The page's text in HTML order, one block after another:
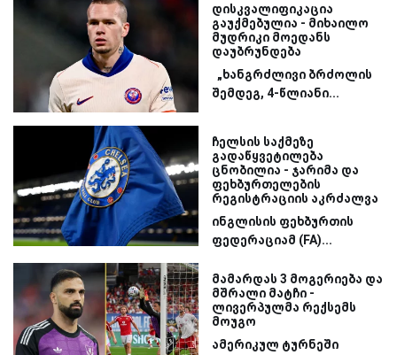
დისკვალიფიკაცია
გაუქმებულია - მიხაილო
მუდრიკი მოედანს
დაუბრუნდება
„ხანგრძლივი ბრძოლის
შემდეგ, 4-წლიანი...
ჩელსის საქმეზე
გადაწყვეტილება
ცნობილია - ჯარიმა და
ფეხბურთელების
რეგისტრაციის აკრძალვა
ინგლისის ფეხბურთის
ფედერაციამ (FA)...
მამარდას 3 მოგერიება და
მშრალი მატჩი -
ლივერპულმა რექსემს
მოუგო
ამერიკულ ტურნეში